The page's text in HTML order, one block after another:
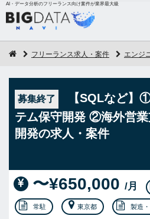
AI・データ分析のフリーランス向け案件が業界最大級
フリーランス求人・案件 エンジ
募集終了
【SQLなど】
テム保守開発 ②海外営
開発の求人・案件
〜¥650,000 /月
常駐 東京都 製造